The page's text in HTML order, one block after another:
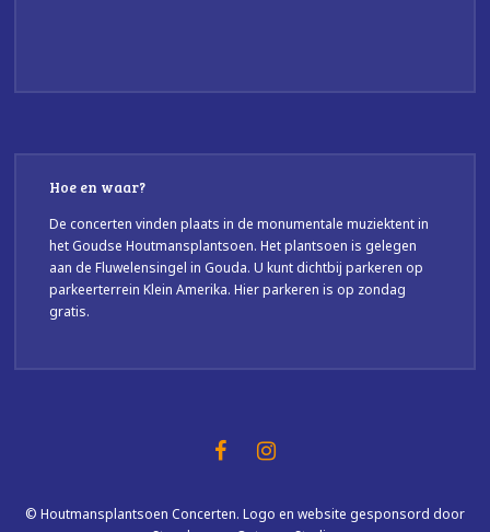
Hoe en waar?
De concerten vinden plaats in de monumentale muziektent in
het Goudse Houtmansplantsoen. Het plantsoen is gelegen
aan de Fluwelensingel in Gouda. U kunt dichtbij parkeren op
parkeerterrein Klein Amerika. Hier parkeren is op zondag
gratis.
© Houtmansplantsoen Concerten. Logo en website gesponsord door